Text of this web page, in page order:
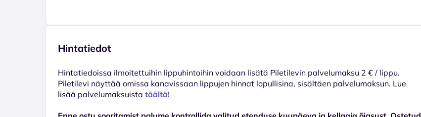
Hintatiedot
Hinta­tiedoissa ilmoitettuihin lippuhintoihin voidaan lisätä Piletilevin palvelumaksu 2 € / lippu.
Piletilevi näyttää omissa kanavissaan lippujen hinnat lopullisina, sisältäen palvelumaksun. Lue
lisää palvelumaksuista täältä!